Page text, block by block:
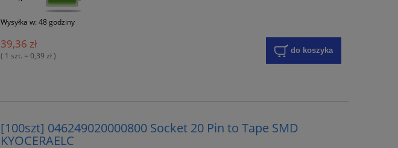
Wysyłka w: 48 godziny
39,36 zł
( 1 szt. = 0,39 zł )
do koszyka
[100szt] 046249020000800 Socket 20 Pin to Tape SMD
KYOCERAELC